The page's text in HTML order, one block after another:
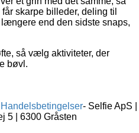
skarpe billeder, deling til
end den sidste snaps,
så vælg aktiviteter, der
bøvl.
- Selfie ApS |
5 | 6300 Gråsten